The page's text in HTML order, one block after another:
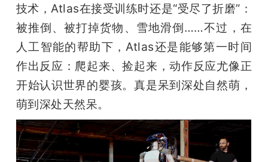
技术，Atlas在接受训练时还是“受尽了折磨”：
被推倒、被打掉货物、雪地滑倒……不过，在
人工智能的帮助下，Atlas还是能够第一时间
作出反应：爬起来、捡起来，动作反应尤像正
开始认识世界的婴孩。真是呆到深处自然萌，
萌到深处天然呆。